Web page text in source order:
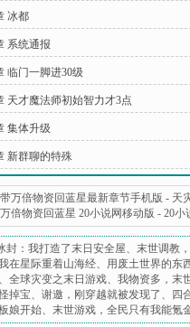
冰都
系统通报
临门一脚进30级
天才魔法师初始智力才3点
集体升级
新群聊的特殊
万倍物资回蓝星最新章节手机版 - 天
倍物资回蓝星 20小说网移动版 - 20小
封：我打造了末日安全屋、 末世调教
在星际重着山海经、 用废土世界的东
、 全球灾变之末日游戏、 我物资多，末
掉宝、 谢邀，刚穿越就被发现了 、 四
娘开始、 末世游戏，全民只有我能氪